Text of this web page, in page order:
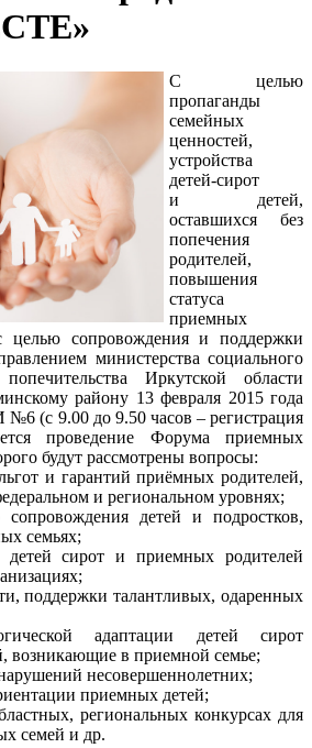
С целью
пропаганды
семейных
ценностей,
устройства
детей-сирот
и детей,
оставшихся без
попечения
родителей,
повышения
статуса
приемных
целью сопровождения и поддержки
министерства социального
Иркутской области
району 13 февраля 2015 года
(с 9.00 до 9.50 часов – регистрация
проведение Форума приемных
будут рассмотрены вопросы:
и гарантий приёмных родителей,
и региональном уровнях;
сопровождения детей и подростков,
семьях;
сирот и приемных родителей
поддержки талантливых, одаренных
адаптации детей сирот
возникающие в приемной семье;
несовершеннолетних;
приемных детей;
региональных конкурсах для
семей и др.